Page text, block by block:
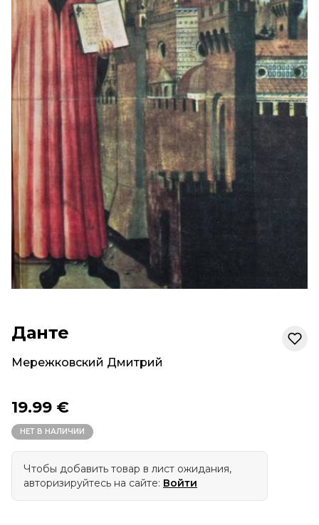
Данте
Мережковский Дмитрий
19.99 €
НЕТ В НАЛИЧИИ
Чтобы добавить товар в лист ожидания,
авторизируйтесь на сайте: Войти